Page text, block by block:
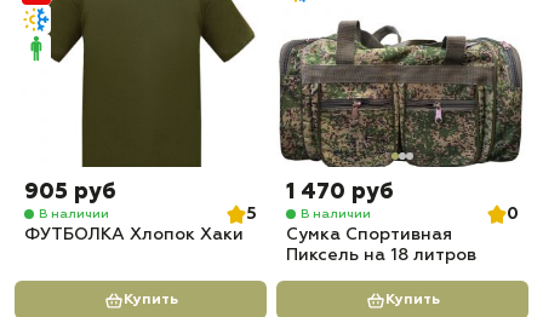
905 руб
В наличии
5
ФУТБОЛКА Хлопок Хаки
Купить
1 470 руб
В наличии
0
Сумка Спортивная
Пиксель на 18 литров
Купить